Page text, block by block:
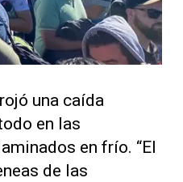
una caída
en las
en frío. “El
de las